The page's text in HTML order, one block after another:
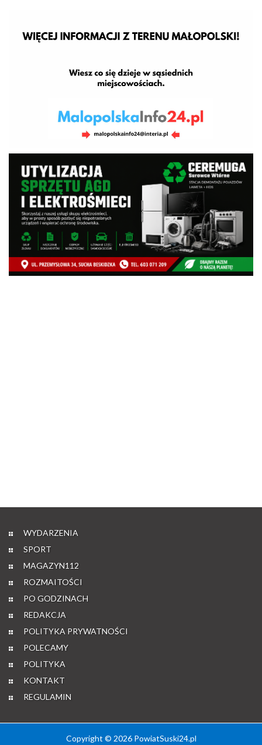
WYDARZENIA
SPORT
MAGAZYN112
ROZMAITOŚCI
PO GODZINACH
REDAKCJA
POLITYKA PRYWATNOŚCI
POLECAMY
POLITYKA
KONTAKT
REGULAMIN
Copyright © 2026 PowiatSuski24.pl